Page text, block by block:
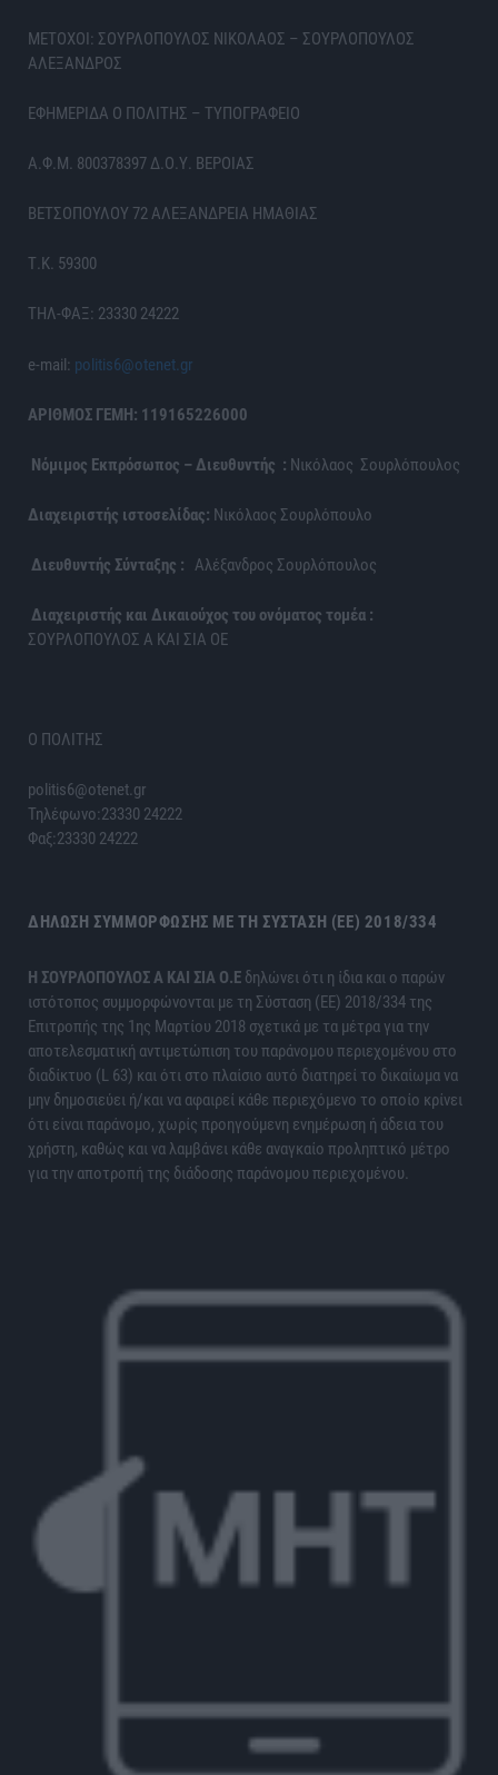
ΜΕΤΟΧΟΙ: ΣΟΥΡΛΟΠΟΥΛΟΣ ΝΙΚΟΛΑΟΣ – ΣΟΥΡΛΟΠΟΥΛΟΣ
ΑΛΕΞΑΝΔΡΟΣ
ΕΦΗΜΕΡΙΔΑ Ο ΠΟΛΙΤΗΣ – ΤΥΠΟΓΡΑΦΕΙΟ
Α.Φ.Μ. 800378397 Δ.Ο.Υ. ΒΕΡΟΙΑΣ
ΒΕΤΣΟΠΟΥΛΟΥ 72 ΑΛΕΞΑΝΔΡΕΙΑ ΗΜΑΘΙΑΣ
Τ.Κ. 59300
ΤΗΛ-ΦΑΞ: 23330 24222
e-mail: politis6@otenet.gr
ΑΡΙΘΜΟΣ ΓΕΜΗ: 119165226000
Νόμιμος Εκπρόσωπος – Διευθυντής : Νικόλαος Σουρλόπουλος
Διαχειριστής ιστοσελίδας: Νικόλαος Σουρλόπουλο
Διευθυντής Σύνταξης : Αλέξανδρος Σουρλόπουλος
Διαχειριστής και Δικαιούχος του ονόματος τομέα :
ΣΟΥΡΛΟΠΟΥΛΟΣ Α ΚΑΙ ΣΙΑ ΟΕ
Ο ΠΟΛΙΤΗΣ
politis6@otenet.gr
Τηλέφωνο:23330 24222
Φαξ:23330 24222
ΔΉΛΩΣΗ ΣΥΜΜΌΡΦΩΣΗΣ ΜΕ ΤΗ ΣΎΣΤΑΣΗ (ΕΕ) 2018/334
H ΣΟΥΡΛΟΠΟΥΛΟΣ Α ΚΑΙ ΣΙΑ Ο.Ε δηλώνει ότι η ίδια και ο παρών
ιστότοπος συμμορφώνονται με τη Σύσταση (ΕΕ) 2018/334 της
Επιτροπής της 1ης Μαρτίου 2018 σχετικά με τα μέτρα για την
αποτελεσματική αντιμετώπιση του παράνομου περιεχομένου στο
διαδίκτυο (L 63) και ότι στο πλαίσιο αυτό διατηρεί το δικαίωμα να
μην δημοσιεύει ή/και να αφαιρεί κάθε περιεχόμενο το οποίο κρίνει
ότι είναι παράνομο, χωρίς προηγούμενη ενημέρωση ή άδεια του
χρήστη, καθώς και να λαμβάνει κάθε αναγκαίο προληπτικό μέτρο
για την αποτροπή της διάδοσης παράνομου περιεχομένου.